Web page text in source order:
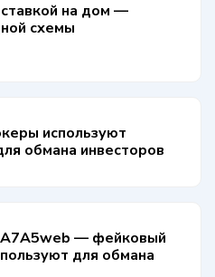
на дом —
схемы
используют
обмана инвесторов
— фейковый
для обмана